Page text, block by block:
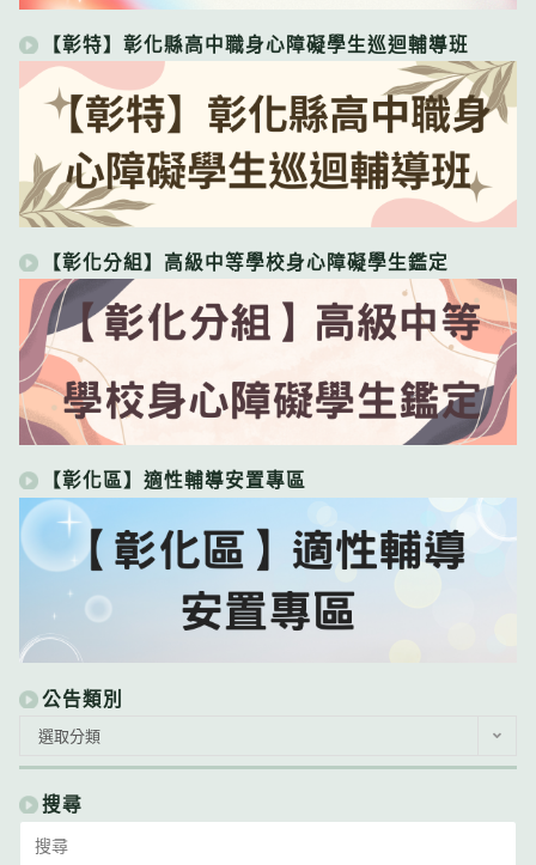
【彰特】彰化縣高中職身心障礙學生巡迴輔導班
【彰化分組】高級中等學校身心障礙學生鑑定
【彰化區】適性輔導安置專區
公告類別
類
別
選取分類
搜尋
for: